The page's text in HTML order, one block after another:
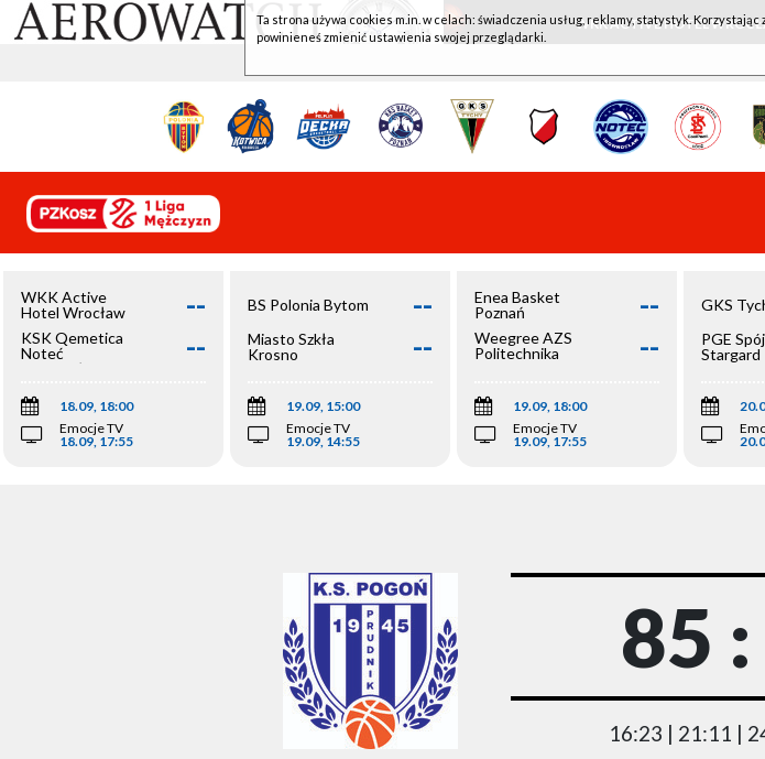
WKK ACTIVE HOTEL
WKK Active
Hotel Wrocław
--
KSK Qemetica
Noteć
Inowrocław
--
18.09, 18:00
Emocje TV
18.09, 17:55
BS Polonia Bytom --
Miasto Szkła
Krosno
--
19.09, 15:00
Emocje TV
19.09, 14:55
Enea Basket
Poznań
--
Weegree AZS
Politechnika
--
19.09, 18:00
Emocje TV
19.09, 17:55
GKS
PGE
Stargard
85
16:23 | 21:11 |
Ta strona używa cookies m.in. w celach: świadczenia usług, reklamy, statystyk.
powinieneś zmienić ustawienia swojej przeglądarki.